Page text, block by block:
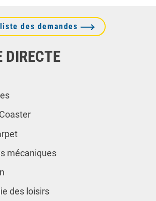
DIRECTE
des demandes
mécaniques
des loisirs